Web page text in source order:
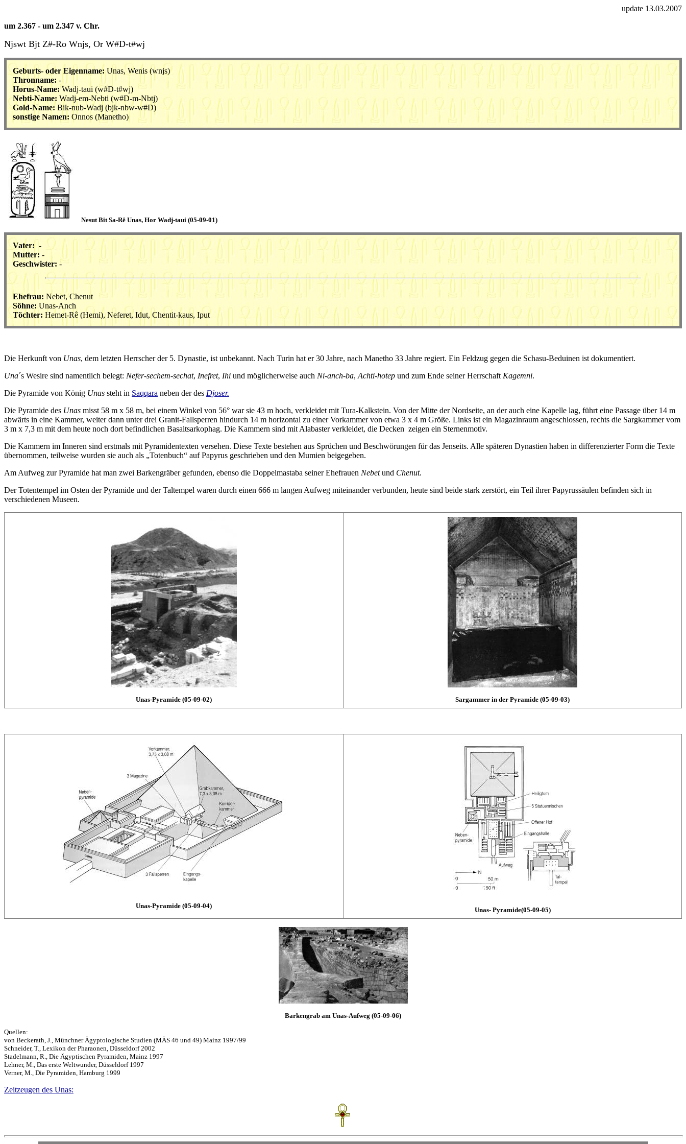
update 13.03.2007
um 2.367 - um 2.347 v. Chr.
Njswt Bjt Z#-Ro Wnjs, Or W#D-t#wj
Geburts- oder Eigenname:Unas, Wenis (wnjs)
Thronname: -
Horus-Name: Wadj-taui (w#D-t#wj)
Nebti-Name: Wadj-em-Nebti (w#D-m-Nbtj)
Gold-Name: Bik-nub-Wadj(bjk-nbw-w#D)
sonstige Namen: Onnos (Manetho)
Nesut Bit Sa-Rê Unas, Hor Wadj-taui (05-09-01)
Vater: -
Mutter: -
Geschwister: -
Ehefrau: Nebet, Chenut
Söhne: Unas-Anch
Töchter: Hemet-Rê (Hemi), Neferet, Idut, Chentit-kaus, Iput
Die Herkunft von Unas, dem letzten Herrscher der 5. Dynastie, ist unbekannt. Nach Turin hat er 30 Jahre, nach Manetho 33 Jahre regiert. Ein Feldzug gegen die Schasu-Beduinen ist dokumentiert.
Una´s Wesire sind namentlich belegt: Nefer-sechem-sechat, Inefret, Ihi und möglicherweise auch Ni-anch-ba, Achti-hotep und zum Ende seiner Herrschaft Kagemni.
Die Pyramide von König Unas steht in Saqqara neben der des Djoser.
Die Pyramide des Unas misst 58 m x 58 m, bei einem Winkel von 56° war sie 43 m hoch, verkleidet mit Tura-Kalkstein. Von der Mitte der Nordseite, an der auch eine Kapelle lag, führt eine Passage über 14 m
abwärts in eine Kammer, weiter dann unter drei Granit-Fallsperren hindurch 14 m horizontal zu einer Vorkammer von etwa 3 x 4 m Größe. Links ist ein Magazinraum angeschlossen, rechts die Sargkammer vom
3 m x 7,3 m mit dem heute noch dort befindlichen Basaltsarkophag. Die Kammern sind mit Alabaster verkleidet, die Decken zeigen ein Sternenmotiv.
Die Kammern im Inneren sind erstmals mit Pyramidentexten versehen. Diese Texte bestehen aus Sprüchen und Beschwörungen für das Jenseits. Alle späteren Dynastien haben in differenzierter Form die Texte
übernommen, teilweise wurden sie auch als „Totenbuch“ auf Papyrus geschrieben und den Mumien beigegeben.
Am Aufweg zur Pyramide hat man zwei Barkengräber gefunden, ebenso die Doppelmastaba seiner Ehefrauen Nebetund Chenut.
Der Totentempel im Osten der Pyramide und der Taltempel waren durch einen 666 m langen Aufweg miteinander verbunden, heute sind beide stark zerstört, ein Teil ihrer Papyrussäulen befinden sich in
verschiedenen Museen.
Unas-Pyramide (05-09-02) Sargammer in der Pyramide (05-09-03)
Unas-Pyramide (05-09-04)
Unas- Pyramide(05-09-05)
Barkengrab am Unas-Aufweg (05-09-06)
Quellen:
von Beckerath, J., Münchner Ägyptologische Studien (MÄS 46 und 49) Mainz 1997/99
Schneider, T., Lexikon der Pharaonen, Düsseldorf 2002
Stadelmann, R., Die Ägyptischen Pyramiden, Mainz 1997
Lehner, M., Das erste Weltwunder, Düsseldorf 1997
Verner, M., Die Pyramiden, Hamburg 1999
Zeitzeugen des Unas: